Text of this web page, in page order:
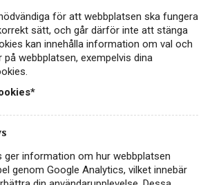
Instagram
för att webbplatsen ska fungera
sätt, och går därför inte att stänga
kan innehålla information om val och
på webbplatsen, exempelvis dina
ger information om hur webbplatsen
genom Google Analytics, vilket innebär